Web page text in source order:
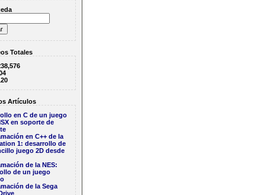
Totales
Artículos
en C de un juego
en soporte de
en C++ de la
1: desarrollo de
juego 2D desde
de la NES:
de un juego
de la Sega